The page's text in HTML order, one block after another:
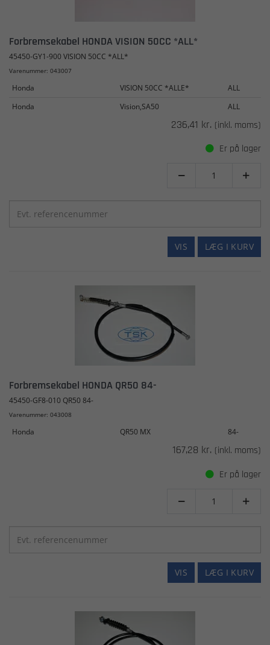
Forbremsekabel HONDA VISION 50CC *ALL*
45450-GY1-900 VISION 50CC *ALL*
Varenummer: 043007
Honda VISION 50CC *ALLE*
ALL
Honda
Vision,SA50 ALL
236,41 kr. (inkl. moms)
Er på lager
 
LÆG I KURV
VIS
Forbremsekabel HONDA QR50 84-
45450-GF8-010 QR50 84-
Varenummer: 043008
Honda QR50 MX 84-
167,28 kr. (inkl. moms)
Er på lager
 
LÆG I KURV
VIS